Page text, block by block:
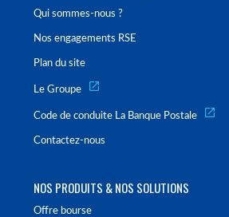
Qui sommes-nous ?
Nos engagements RSE
Plan du site
Le Groupe
Code de conduite La Banque Postale
Contactez-nous
NOS PRODUITS & NOS SOLUTIONS
Offre bourse